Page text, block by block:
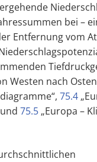
bei –
Entfernung vom
Westen nach
75.4
75.5 „Europa –